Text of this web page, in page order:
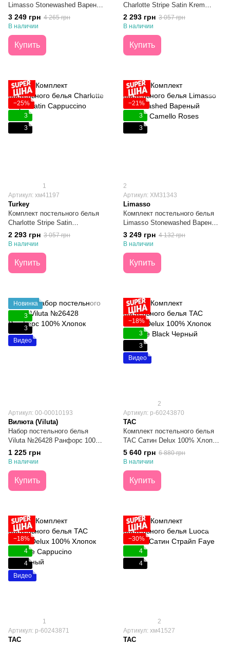
Limasso Stonewashed Вареный
Хлопок Olive Евро
3 249 грн 4 265 грн
В наличии
Купить
Charlotte Stripe Satin Krem
простынь 160х200х30 Евро
2 293 грн 3 057 грн
В наличии
Купить
−25%
3
3
1
Артикул: хм41197
Turkey
Комплект постельного белья
Charlotte Stripe Satin
Cappuccino простынь
160х200х30 Евро
2 293 грн 3 057 грн
В наличии
Купить
−21%
3
3
2
Артикул: ХМ31343
Limasso
Комплект постельного белья
Limasso Stonewashed Вареный
Хлопок Camello Roses Евро
3 249 грн 4 132 грн
В наличии
Купить
Новинка
3
3
Видео
Артикул: 00-00010193
Вилюта (Viluta)
Набор постельного белья
Viluta №26428 Ранфорс 100%
Хлопок Евро
1 225 грн
В наличии
Купить
−18%
3
3
Видео
2
Артикул: р-60243870
TAC
Комплект постельного белья
TAC Сатин Delux 100% Хлопок
Prestige Black Черный Евро
5 640 грн 6 880 грн
В наличии
Купить
−18%
4
4
Видео
1
Артикул: р-60243871
TAC
−30%
4
4
2
Артикул: хм41527
TAC